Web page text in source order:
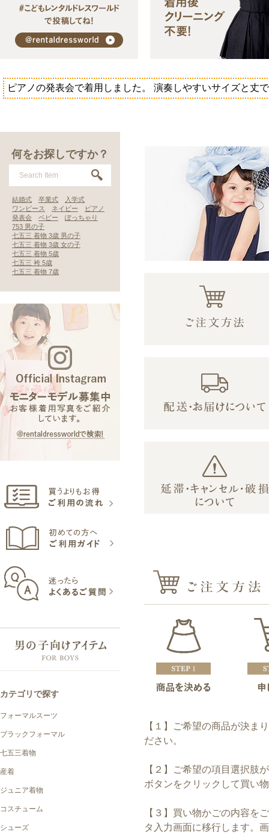
【１】ご希望の商品が決ま
ださい。
【２】ご希望の項目選択肢
ボタンをクリックして買い
【３】買い物かごの内容を
タ入力画面に移行します。